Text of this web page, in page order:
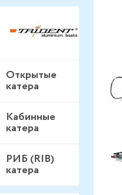
Открытые
катера
Кабинные
катера
РИБ (RIB)
катера